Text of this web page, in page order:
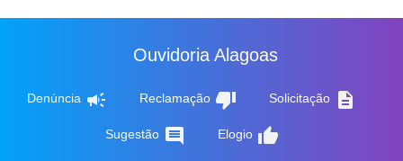
Ouvidoria Alagoas
Denúncia campaign Reclamação thumb_down Solicitação description
Sugestão comment Elogio thumb_up